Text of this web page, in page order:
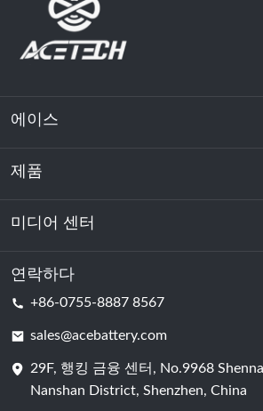
에이스
회사 소개
지속 가능성
제품
에너지 저장
데이터센터 및 서버실
배터리 셀
미디어 센터
소식
연락하다
+86-0755-8887 8567
sales@acebattery.com
29F, 행킹 금융 센터, No.9968
Nanshan District, Shenzhen, China